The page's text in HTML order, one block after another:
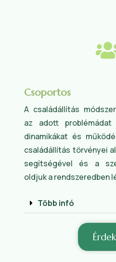
Csoportos
A családállítás
az adott
dinamikákat és
családállítás törvényei
segítségével és a
oldjuk a rendszeredben
Több infó